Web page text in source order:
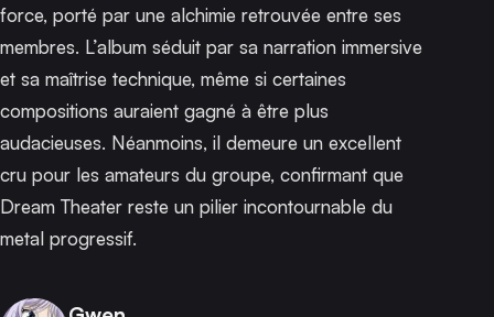
force, porté par une alchimie retrouvée entre ses
membres. L’album séduit par sa narration immersive
et sa maîtrise technique, même si certaines
compositions auraient gagné à être plus
audacieuses. Néanmoins, il demeure un excellent
cru pour les amateurs du groupe, confirmant que
Dream Theater reste un pilier incontournable du
metal progressif.